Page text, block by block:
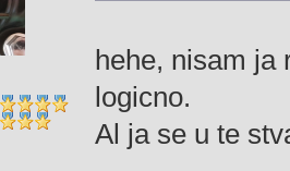
hehe, nisam ja
logicno.
Al ja se u te